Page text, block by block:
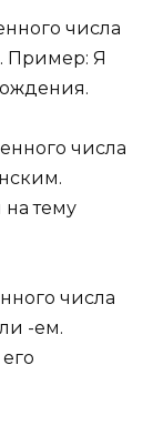
числа
Пример: Я
числа
тему
числа
-ем.